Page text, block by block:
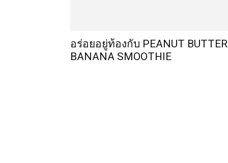
อร่อยอยู่ท้องกับ PEANUT BUTTER
BANANA SMOOTHIE